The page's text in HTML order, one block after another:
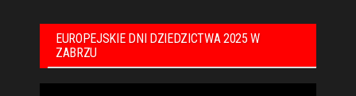
EUROPEJSKIE DNI DZIEDZICTWA 2025 W
ZABRZU